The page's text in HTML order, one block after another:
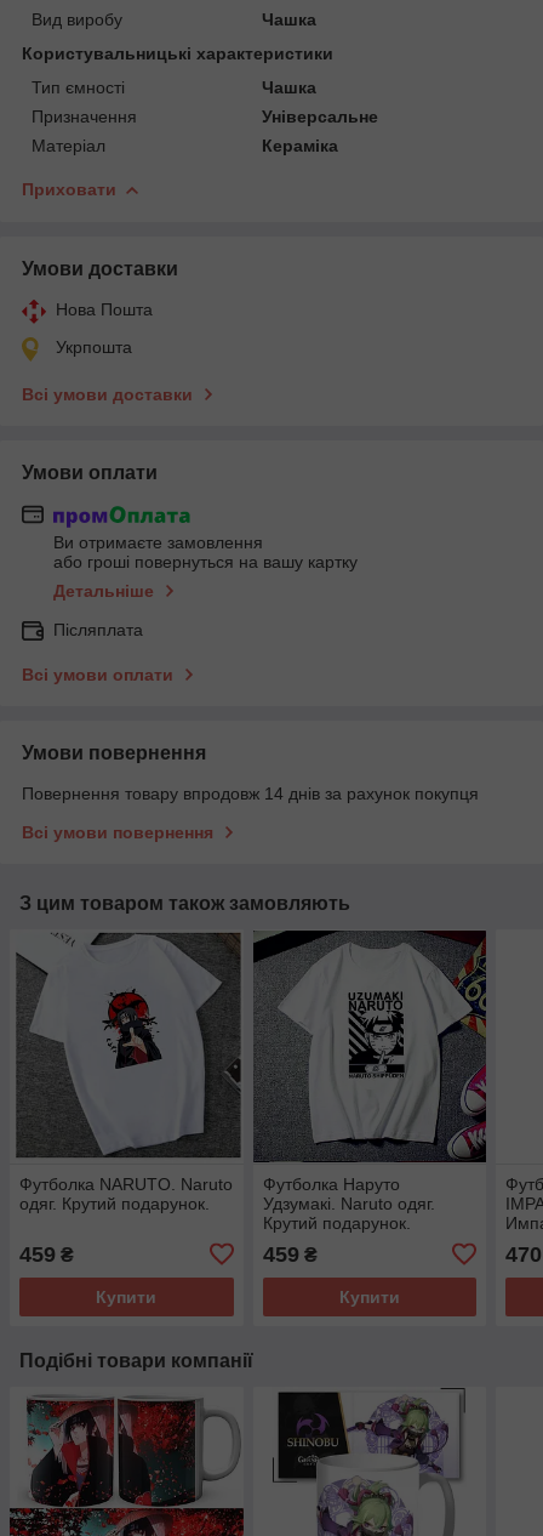
Вид виробу
Чашка
Користувальницькі характеристики
Тип ємності
Чашка
Призначення
Універсальне
Матеріал
Кераміка
Приховати
Умови доставки
Нова Пошта
Укрпошта
Всі умови доставки
Умови оплати
Ви отримаєте замовлення
або гроші повернуться на вашу картку
Детальніше
Післяплата
Всі умови оплати
Умови повернення
Повернення товару впродовж 14 днів за рахунок покупця
Всі умови повернення
З цим товаром також замовляють
Футболка NARUTO. Naruto
одяг. Крутий подарунок.
459 ₴
Купити
Футболка Наруто
Удзумакі. Naruto одяг.
Крутий подарунок.
Удзумакі
459₴
Купити
470
Подібні товари компанії